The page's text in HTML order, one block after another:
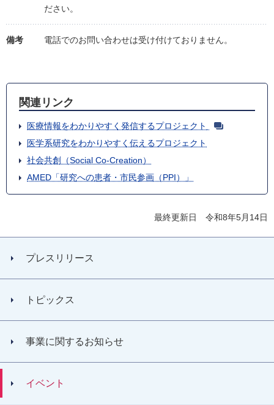
ださい。
備考 電話でのお問い合わせは受け付けておりません。
関連リンク
医療情報をわかりやすく発信するプロジェクト
医学系研究をわかりやすく伝えるプロジェクト
社会共創（Social Co-Creation）
AMED「研究への患者・市民参画（PPI）」
最終更新日 令和8年5月14日
プレスリリース
トピックス
事業に関するお知らせ
イベント